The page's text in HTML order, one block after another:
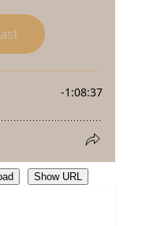
Show URL